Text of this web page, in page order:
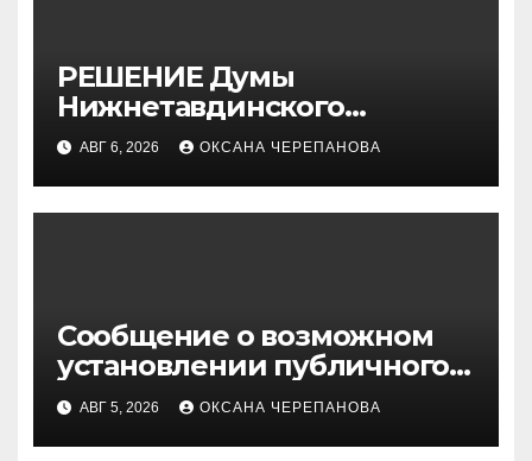
РЕШЕНИЕ Думы
Нижнетавдинского
муниципального округа от
30.07.2026 г. № 179
АВГ 6, 2026 ОКСАНА ЧЕРЕПАНОВА
Сообщение о возможном
установлении публичного
сервитута
АВГ 5, 2026 ОКСАНА ЧЕРЕПАНОВА